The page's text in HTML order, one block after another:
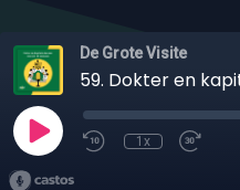
De Grote Visite
1x